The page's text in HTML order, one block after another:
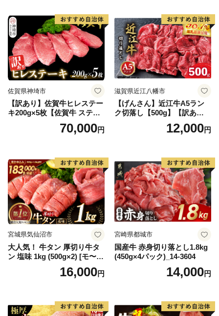
気】(H083106)
佐賀県神埼市
【訳あり】佐賀牛ヒレステー
キ200g×5枚【佐賀牛 ステー
キ ブランド肉 ヒレ肉 フィレ
肉 ジューシー ヘルシー】(H0
70,000円
滋賀県近江八幡市
【げんさん】近江牛A5ラン
ク切落し【500g】【訳あり】
12,000円
宮城県気仙沼市
大人気！ 牛タン 厚切り牛タ
ン 塩味 1kg (500g×2) [モ〜ラ
ンド 宮城県 気仙沼市 205646
60] 肉 牛肉 精肉 牛たん 牛タ
厚切り タン
16,000円
宮崎県都城市
国産牛 赤身切り落とし1.8kg
(450g×4パック)_14-3604
14,000円